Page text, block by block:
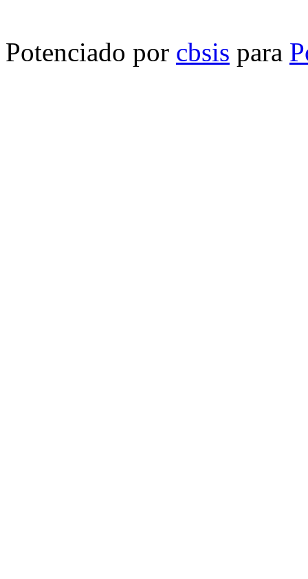
Potenciado por cbsis para